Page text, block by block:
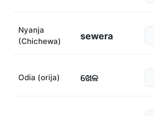
Nyanja
(Chichewa)
sewera
Odia (orija) ଖେଳ